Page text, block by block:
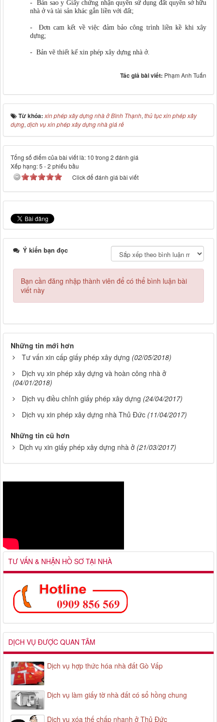
- Bản sao y Giấy chứng nhận quyền sử dụng đất quyền sở hữu
nhà ở và tài sản khác gắn liền với đất;
- Đơn cam kết về việc đảm bảo công trình liền kề khi xây
dựng;
- Bản vẽ thiết kế xin phép xây dựng nhà ở.
Tác giả bài viết: Phạm Anh Tuấn
Từ khóa: xin phép xây dựng nhà ở Bình Thạnh, thủ tục xin phép xây
dựng, dịch vụ xin phép xây dựng nhà giá rẻ
Tổng số điểm của bài viết là: 10 trong 2 đánh giá
Xếp hạng:5 -2 phiếu bầu
Click để đánh giá bài viết
Ý kiến bạn đọc
Bạn cần đăng nhập thành viên để có thể bình luận bài
viết này
Những tin mới hơn
Tư vấn xin cấp giấy phép xây dựng (02/05/2018)
Dịch vụ xin phép xây dựng và hoàn công nhà ở
(04/01/2018)
Dịch vụ điều chỉnh giấy phép xây dựng (24/04/2017)
Dịch vụ xin phép xây dựng nhà Thủ Đức (11/04/2017)
Những tin cũ hơn
Dịch vụ xin giấy phép xây dựng nhà ở (21/03/2017)
TƯ VẤN & NHẬN HỒ SƠ TẠI NHÀ
DỊCH VỤ ĐƯỢC QUAN TÂM
Dịch vụ hợp thức hóa nhà đất Gò Vấp
Dịch vụ làm giấy tờ nhà đất có sổ hồng chung
Dịch vụ xóa thế chấp nhanh ở Thủ Đức